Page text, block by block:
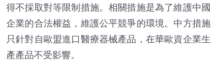
得不採取對等限制措施。相關措施是為了維護中國
企業的合法權益，維護公平競爭的環境。中方措施
只針對自歐盟進口醫療器械產品，在華歐資企業生
產產品不受影響。